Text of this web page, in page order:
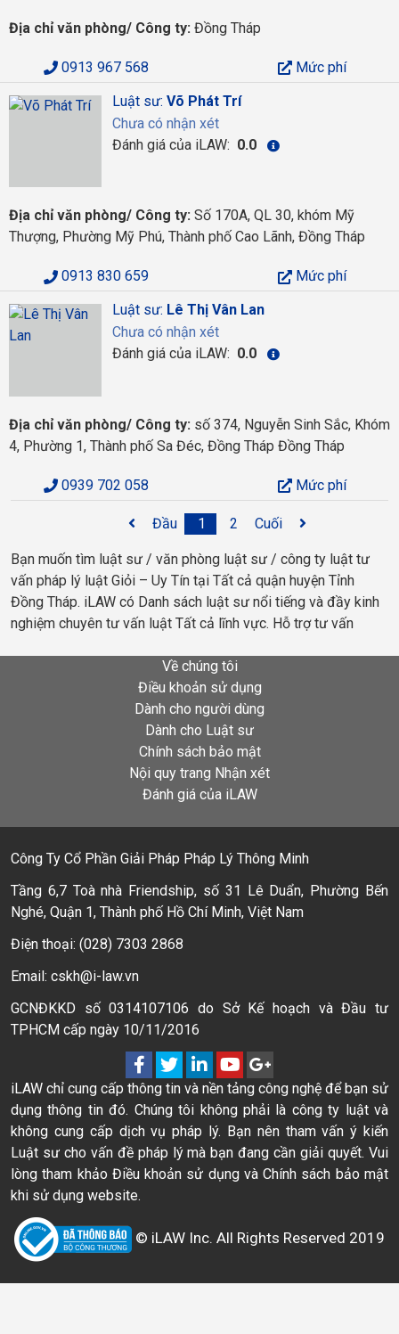
Địa chỉ văn phòng/ Công ty: Đồng Tháp
0913 967 568
Mức phí
Luật sư: Võ Phát Trí
Chưa có nhận xét
Đánh giá của iLAW: 0.0
Địa chỉ văn phòng/ Công ty: Số 170A, QL 30, khóm Mỹ
Thượng, Phường Mỹ Phú, Thành phố Cao Lãnh, Đồng Tháp
0913 830 659
Mức phí
Luật sư: Lê Thị Vân Lan
Chưa có nhận xét
Đánh giá của iLAW: 0.0
Địa chỉ văn phòng/ Công ty: số 374, Nguyễn Sinh Sắc, Khóm
4, Phường 1, Thành phố Sa Đéc, Đồng Tháp Đồng Tháp
0939 702 058 Mức phí
Đầu 1 2 Cuối
Bạn muốn tìm luật sư / văn phòng luật sư / công ty luật tư
vấn pháp lý luật Giỏi – Uy Tín tại Tất cả quận huyện Tỉnh
Đồng Tháp. iLAW có Danh sách luật sư nổi tiếng và đầy kinh
nghiệm chuyên tư vấn luật Tất cả lĩnh vực. Hỗ trợ tư vấn
Về chúng tôi
Điều khoản sử dụng
Dành cho người dùng
Dành cho Luật sư
Chính sách bảo mật
Nội quy trang Nhận xét
Đánh giá của iLAW
Công Ty Cổ Phần Giải Pháp Pháp Lý Thông Minh
Tầng 6,7 Toà nhà Friendship, số 31 Lê Duẩn, Phường Bến
Nghé, Quận 1, Thành phố Hồ Chí Minh, Việt Nam
Điện thoại: (028) 7303 2868
Email: cskh@i-law.vn
GCNĐKKD số 0314107106 do Sở Kế hoạch và Đầu tư
TPHCM cấp ngày 10/11/2016
iLAW chỉ cung cấp thông tin và nền tảng công nghệ để bạn sử
dụng thông tin đó. Chúng tôi không phải là công ty luật và
không cung cấp dịch vụ pháp lý. Bạn nên tham vấn ý kiến
Luật sư cho vấn đề pháp lý mà bạn đang cần giải quyết. Vui
lòng tham khảo Điều khoản sử dụng và Chính sách bảo mật
khi sử dụng website.
© iLAW Inc. All Rights Reserved 2019